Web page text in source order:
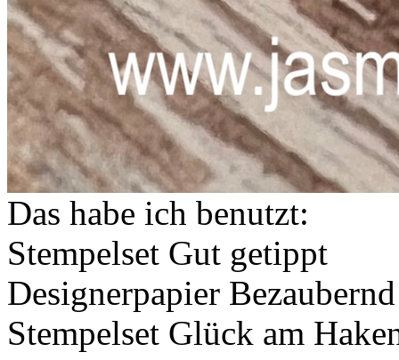
Das habe ich benutzt:
Stempelset Gut getippt
Designerpapier
Stempelset Glück am